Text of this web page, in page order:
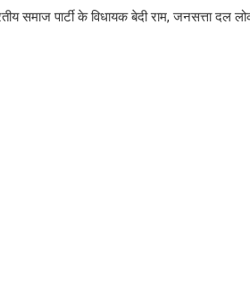
समाज पार्टी के विधायक बेदी राम, जनसत्ता दल